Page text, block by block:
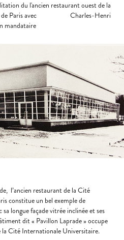
du l'ancien restaurant ouest de la
de Paris avec Charles-Henri
mandataire
l’ancien restaurant de la Cité
constitue un bel exemple de
longue façade vitrée inclinée et ses
dit « Pavillon Laprade » occupe
la Cité Internationale Universitaire.